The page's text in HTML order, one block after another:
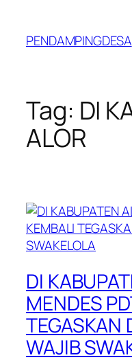
konten
PENDAMPINGDESA
Tag: DI
ALOR
DI
MENDES
TEGASKAN
WAJIB